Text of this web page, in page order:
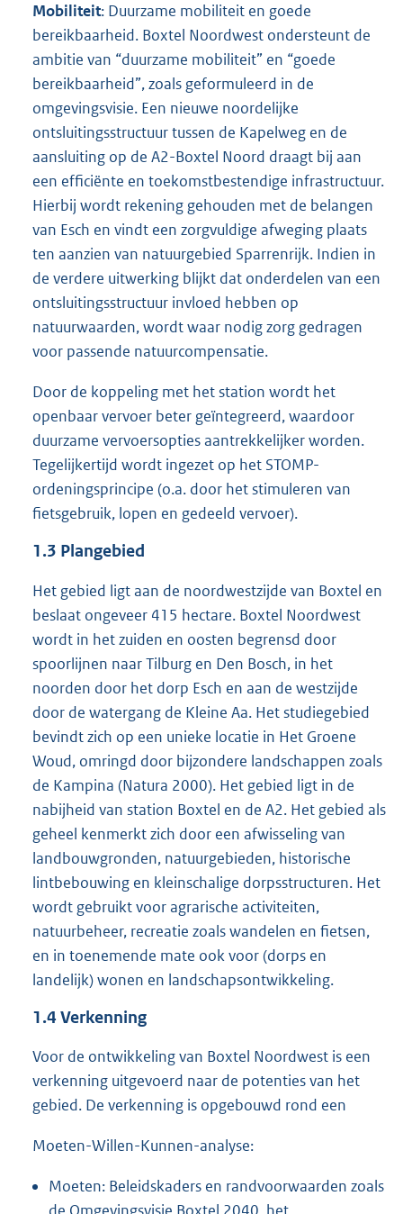
Mobiliteit: Duurzame mobiliteit en goede
bereikbaarheid. Boxtel Noordwest ondersteunt de
ambitie van “duurzame mobiliteit” en “goede
bereikbaarheid”, zoals geformuleerd in de
omgevingsvisie. Een nieuwe noordelijke
ontsluitingsstructuur tussen de Kapelweg en de
aansluiting op de A2-Boxtel Noord draagt bij aan
een efficiënte en toekomstbestendige infrastructuur.
Hierbij wordt rekening gehouden met de belangen
van Esch en vindt een zorgvuldige afweging plaats
ten aanzien van natuurgebied Sparrenrijk. Indien in
de verdere uitwerking blijkt dat onderdelen van een
ontsluitingsstructuur invloed hebben op
natuurwaarden, wordt waar nodig zorg gedragen
voor passende natuurcompensatie.
Door de koppeling met het station wordt het
openbaar vervoer beter geïntegreerd, waardoor
duurzame vervoersopties aantrekkelijker worden.
Tegelijkertijd wordt ingezet op het STOMP-
ordeningsprincipe (o.a. door het stimuleren van
fietsgebruik, lopen en gedeeld vervoer).
1.3 Plangebied
Het gebied ligt aan de noordwestzijde van Boxtel en
beslaat ongeveer 415 hectare. Boxtel Noordwest
wordt in het zuiden en oosten begrensd door
spoorlijnen naar Tilburg en Den Bosch, in het
noorden door het dorp Esch en aan de westzijde
door de watergang de Kleine Aa. Het studiegebied
bevindt zich op een unieke locatie in Het Groene
Woud, omringd door bijzondere landschappen zoals
de Kampina (Natura 2000). Het gebied ligt in de
nabijheid van station Boxtel en de A2. Het gebied als
geheel kenmerkt zich door een afwisseling van
landbouwgronden, natuurgebieden, historische
lintbebouwing en kleinschalige dorpsstructuren. Het
wordt gebruikt voor agrarische activiteiten,
natuurbeheer, recreatie zoals wandelen en fietsen,
en in toenemende mate ook voor (dorps en
landelijk) wonen en landschapsontwikkeling.
1.4 Verkenning
Voor de ontwikkeling van Boxtel Noordwest is een
verkenning uitgevoerd naar de potenties van het
gebied. De verkenning is opgebouwd rond een
Moeten-Willen-Kunnen-analyse:
Moeten: Beleidskaders en randvoorwaarden zoals